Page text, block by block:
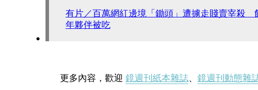
有片／百萬網紅邊境「鋤頭」遭擄走賤賣宰殺
年夥伴被吃
更多內容，歡迎 鏡週刊紙本雜誌、 鏡週刊動態雜